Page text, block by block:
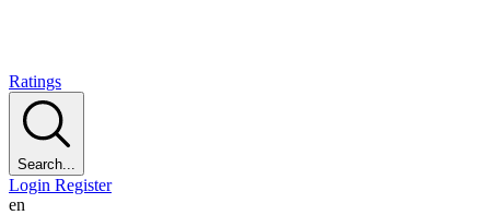
Ratings
Search...
Login Register
en